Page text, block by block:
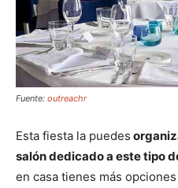
Fuente: outreachr
Esta fiesta la puedes
salón dedicado a este tipo
en casa tienes más